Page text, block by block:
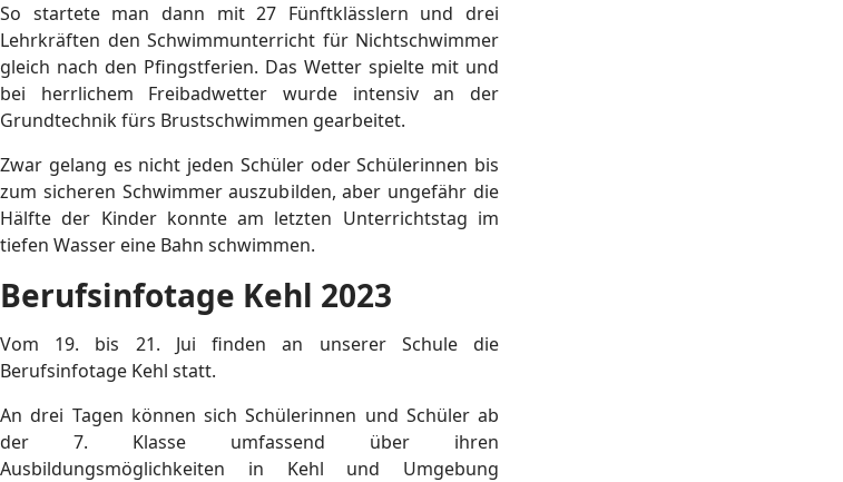
So startete man dann mit 27 Fünftklässlern und drei
Lehrkräften den Schwimmunterricht für Nichtschwimmer
gleich nach den Pfingstferien. Das Wetter spielte mit und
bei herrlichem Freibadwetter wurde intensiv an der
Grundtechnik fürs Brustschwimmen gearbeitet.
Zwar gelang es nicht jeden Schüler oder Schülerinnen bis
zum sicheren Schwimmer auszubilden, aber ungefähr die
Hälfte der Kinder konnte am letzten Unterrichtstag im
tiefen Wasser eine Bahn schwimmen.
Berufsinfotage Kehl 2023
Vom 19. bis 21. Jui finden an unserer Schule die
Berufsinfotage Kehl statt.
An drei Tagen können sich Schülerinnen und Schüler ab
der 7. Klasse umfassend über ihren
Ausbildungsmöglichkeiten in Kehl und Umgebung